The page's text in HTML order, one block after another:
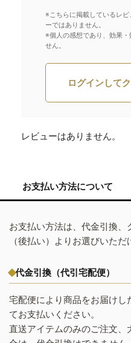
※こちらに掲載しているレ
ーではありません。
※個人の感想であり、効果
せん。
ログインして
レビューはありません。
お支払い方法について
お支払い方法は、代金引換
（後払い）よりお選びいただ
代金引換（代引宅配便）
宅配便により商品をお届けし
てお支払いください。
直送アイテムのみのご注文